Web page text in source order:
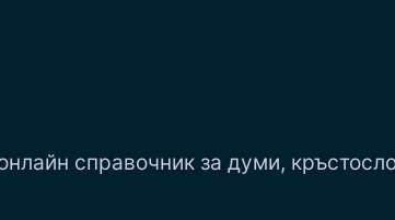
справочник за думи,